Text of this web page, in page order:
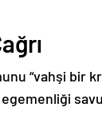
“vahşi bir